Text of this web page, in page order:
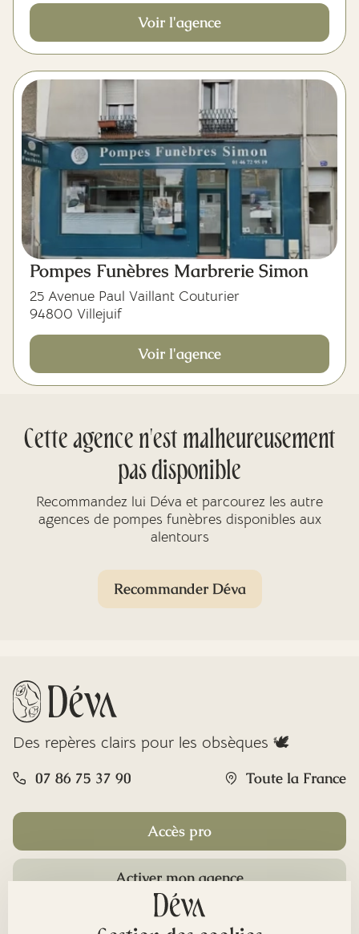
Voir l'agence
Pompes Funèbres Marbrerie Simon
25 Avenue Paul Vaillant Couturier
94800 Villejuif
Voir l'agence
Cette agence n'est malheureusement
pas disponible
Recommandez lui Déva et parcourez les autre
agences de pompes funèbres disponibles aux
alentours
Recommander Déva
Des repères clairs pour les obsèques 🕊️
07 86 75 37 90 Toute la France
Accès pro
Activer mon agence